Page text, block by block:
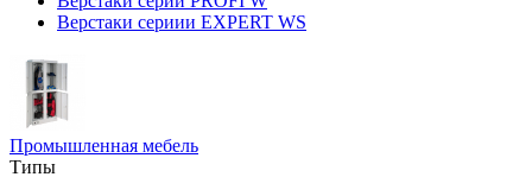
Верстаки сериии EXPERT WS
Промышленная мебель
Типы